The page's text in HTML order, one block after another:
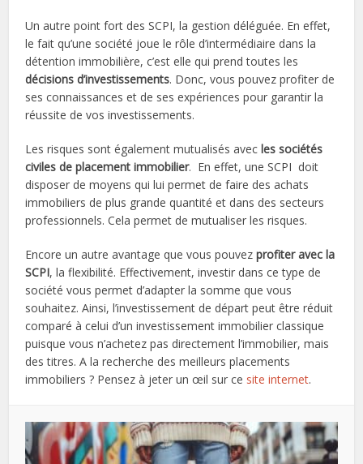
Un autre point fort des SCPI, la gestion déléguée. En effet,
le fait qu’une société joue le rôle d’intermédiaire dans la
détention immobilière, c’est elle qui prend toutes les
décisions d’investissements. Donc, vous pouvez profiter de
ses connaissances et de ses expériences pour garantir la
réussite de vos investissements.
Les risques sont également mutualisés avecles sociétés
civiles de placement immobilier. En effet, une SCPI doit
disposer de moyens qui lui permet de faire des achats
immobiliers de plus grande quantité et dans des secteurs
professionnels. Cela permet de mutualiser les risques.
Encore un autre avantage que vous pouvezprofiter avec la
SCPI, la flexibilité. Effectivement, investir dans ce type de
société vous permet d’adapter la somme que vous
souhaitez. Ainsi, l’investissement de départ peut être réduit
comparé à celui d’un investissement immobilier classique
puisque vous n’achetez pas directement l’immobilier, mais
des titres. A la recherche des meilleurs placements
immobiliers ? Pensez à jeter un œil sur ce site internet.